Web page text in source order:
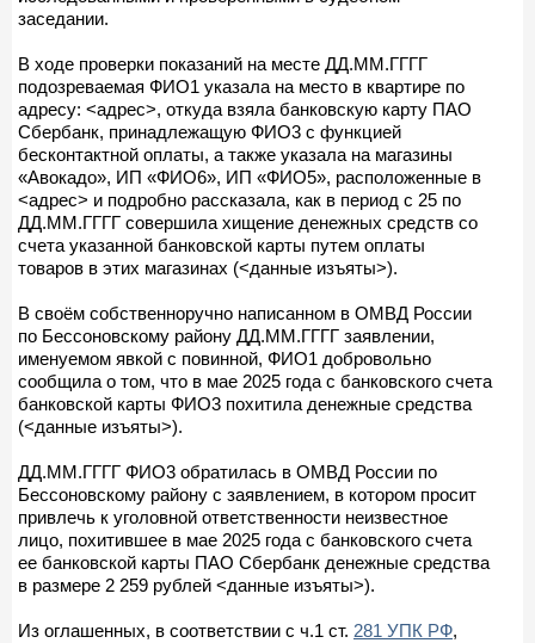
заседании.
В ходе проверки показаний на месте ДД.ММ.ГГГГ
подозреваемая ФИО1 указала на место в квартире по
адресу: <адрес>, откуда взяла банковскую карту ПАО
Сбербанк, принадлежащую ФИО3 с функцией
бесконтактной оплаты, а также указала на магазины
«Авокадо», ИП «ФИО6», ИП «ФИО5», расположенные в
<адрес> и подробно рассказала, как в период с 25 по
ДД.ММ.ГГГГ совершила хищение денежных средств со
счета указанной банковской карты путем оплаты
товаров в этих магазинах (<данные изъяты>).
В своём собственноручно написанном в ОМВД России
по Бессоновскому району ДД.ММ.ГГГГ заявлении,
именуемом явкой с повинной, ФИО1 добровольно
сообщила о том, что в мае 2025 года с банковского счета
банковской карты ФИО3 похитила денежные средства
(<данные изъяты>).
ДД.ММ.ГГГГ ФИО3 обратилась в ОМВД России по
Бессоновскому району с заявлением, в котором просит
привлечь к уголовной ответственности неизвестное
лицо, похитившее в мае 2025 года с банковского счета
ее банковской карты ПАО Сбербанк денежные средства
в размере 2 259 рублей <данные изъяты>).
Из оглашенных, в соответствии с ч.1 ст. 281 УПК РФ,